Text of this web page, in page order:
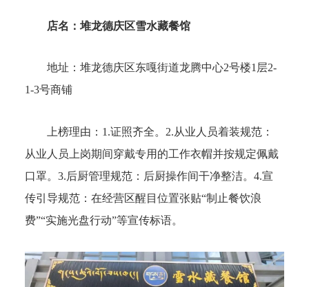
店名：堆龙德庆区雪水藏餐馆
地址：堆龙德庆区东嘎街道龙腾中心2号楼1层2-
1-3号商铺
上榜理由： 1.证照齐全。2.从业人员着装规范：
从业人员上岗期间穿戴专用的工作衣帽并按规定佩戴
口罩。3.后厨管理规范：后厨操作间干净整洁。4.宣
传引导规范：在经营区醒目位置张贴“制止餐饮浪
费”“实施光盘行动”等宣传标语。